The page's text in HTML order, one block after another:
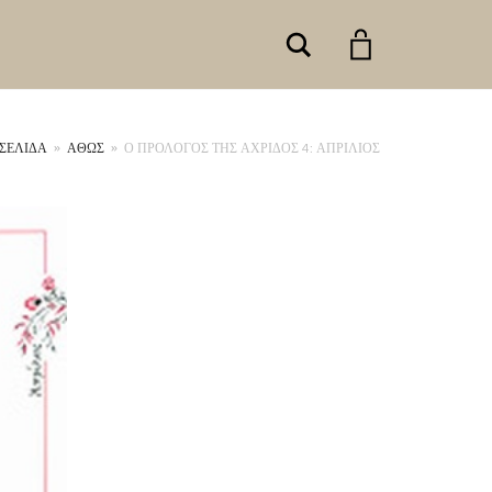
Search
» ΑΘΩΣ » Ο ΠΡΟΛΟΓΟΣ ΤΗΣ ΑΧΡΙΔΟΣ 4: ΑΠΡΙΛΙΟΣ